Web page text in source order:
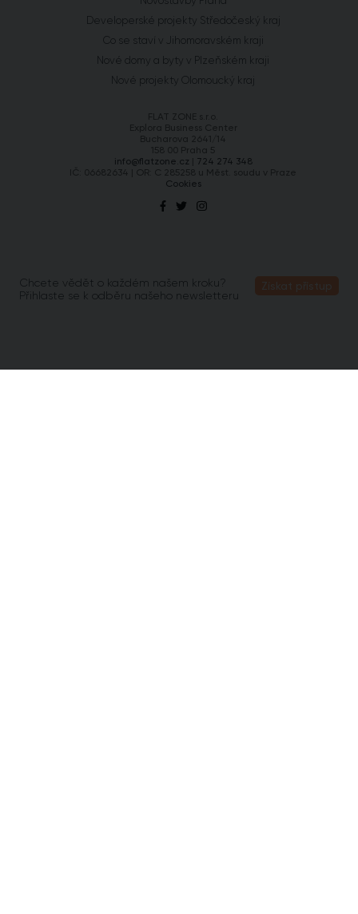
Developerské projekty Středočeský kraj
Co se staví v Jihomoravském kraji
Nové domy a byty v Plzeňském kraji
Nové projekty Olomoucký kraj
info@flatzone.cz
724 274 348
Cookies
Chcete vědět o každém našem kroku?
Přihlaste se k odběru našeho newsletteru
Získat přístup